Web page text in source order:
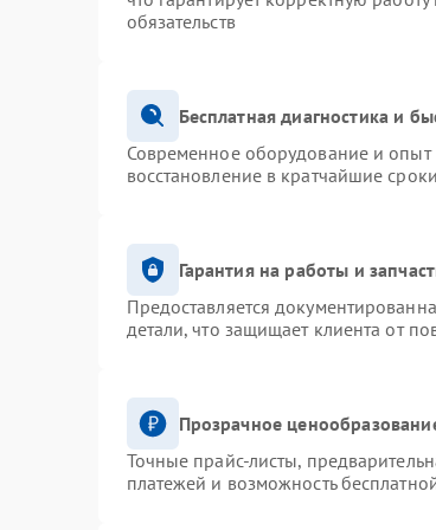
обязательств
Бесплатная диагностика и
Современное оборудование и опыт
восстановление в кратчайшие
Гарантия на работы и
Предоставляется
детали, что защищает клиента от
Прозрачное
Точные прайс-листы,
платежей и возможность